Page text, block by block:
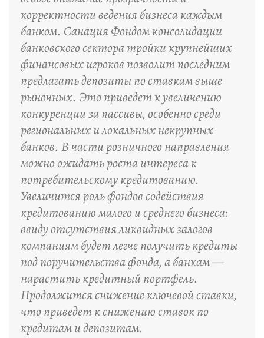
корректности ведения бизнеса каждым
банком. Санация Фондом консолидации
банковского сектора тройки крупнейших
финансовых игроков позволит последним
предлагать депозиты по ставкам выше
рыночных. Это приведет к увеличению
конкуренции за пассивы, особенно среди
региональных и локальных некрупных
банков. В части розничного направления
можно ожидать роста интереса к
потребительскому кредитованию.
Увеличится роль фондов содействия
кредитованию малого и среднего бизнеса:
ввиду отсутствия ликвидных залогов
компаниям будет легче получить кредиты
под поручительства фонда, а банкам —
нарастить кредитный портфель.
Продолжится снижение ключевой ставки,
что приведет к снижению ставок по
кредитам и депозитам.